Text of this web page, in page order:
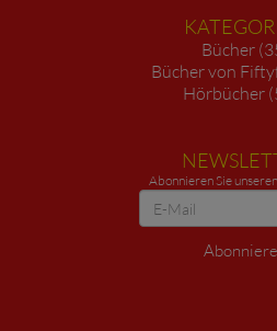
Bücher
Bücher von
Hörbücher
Abonnieren Sie